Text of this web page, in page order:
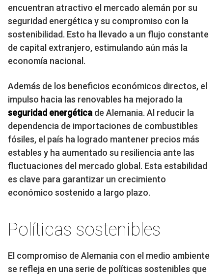
encuentran atractivo el mercado alemán por su
seguridad energética y su compromiso con la
sostenibilidad. Esto ha llevado a un flujo constante
de capital extranjero, estimulando aún más la
economía nacional.
Además de los beneficios económicos directos, el
impulso hacia las renovables ha mejorado la
seguridad energética de Alemania. Al reducir la
dependencia de importaciones de combustibles
fósiles, el país ha logrado mantener precios más
estables y ha aumentado su resiliencia ante las
fluctuaciones del mercado global. Esta estabilidad
es clave para garantizar un crecimiento
económico sostenido a largo plazo.
Políticas sostenibles
El compromiso de Alemania con el medio ambiente
se refleja en una serie de políticas sostenibles que